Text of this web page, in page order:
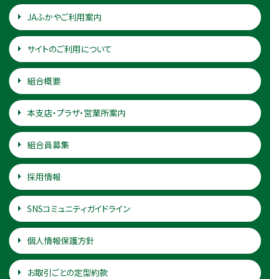
JAふかやご利用案内
サイトのご利用について
組合概要
本支店・プラザ・営業所案内
組合員募集
採用情報
SNSコミュニティガイドライン
個人情報保護方針
お取引ごとの定型約款